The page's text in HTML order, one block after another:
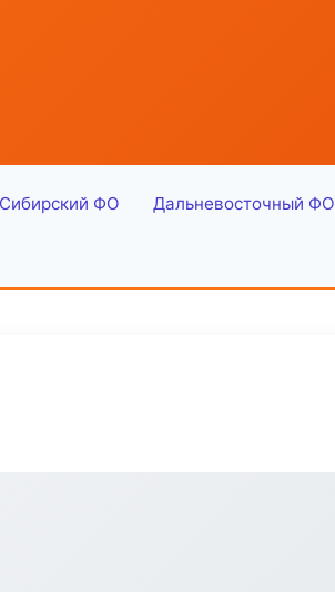
Сибирский ФО Дальневосточный ФО